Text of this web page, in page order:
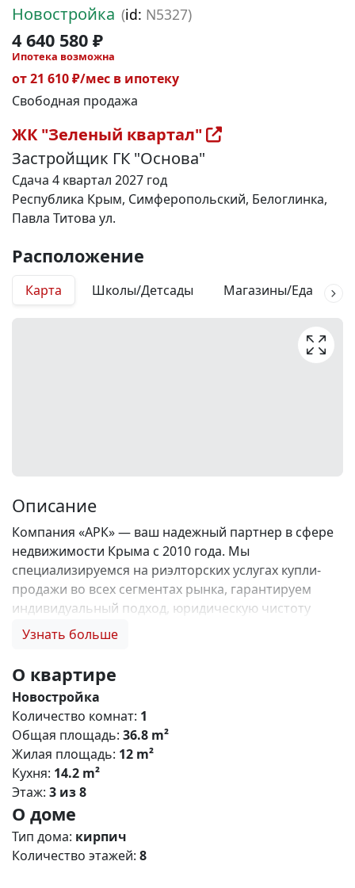
Новостройка (id: N5327)
4 640 580 ₽
Ипотека возможна
от 21 610 ₽/мес в ипотеку
Свободная продажа
ЖК "Зеленый квартал"
Застройщик ГК "Основа"
Сдача 4 квартал 2027 год
Республика Крым, Симферопольский, Белоглинка,
Павла Титова ул.
Расположение
Карта Школы/Детсады Магазины/Еда
Описание
Компания «АРК» — ваш надежный партнер в сфере
недвижимости Крыма с 2010 года. Мы
специализируемся на риэлторских услугах купли-
продажи во всех сегментах рынка, гарантируем
индивидуальный подход, юридическую чистоту
объектов и безопасность сделок. Самое ценное для
нас, Вы получаете: 1. 0% комиссии и оформление
ипотеки бесплатно; 2. Покупку недвижимости по
цене застройщика + акции, бонусы, подарки; 3.
Экспертное мнение о каждом застройщике. Ваши
интересы — наш приоритет! 4. Профессиональную
поддержку на всех этапах сделки до получения
ключей; 5. Фейерверк подарков🎁 🎁 🎁! Купи с
нами и выбери свой ПОДАРОК! Жилой комплекс
«Зелёный квартал» (Симферополь) Общая
концепция «Зелёный квартал» — современный
жилой комплекс комфорт‑класса, сочетающий
Узнать больше
О квартире
Новостройка
Количество комнат: 1
Общая площадь: 36.8 m²
Жилая площадь: 12 m²
Кухня: 14.2 m²
Этаж: 3 из 8
О доме
Тип дома: кирпич
Количество этажей: 8